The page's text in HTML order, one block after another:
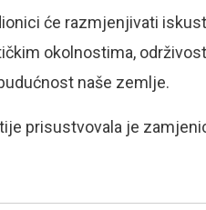
će razmjenjivati
okolnostima,
naše zemlje.
prisustvovala je